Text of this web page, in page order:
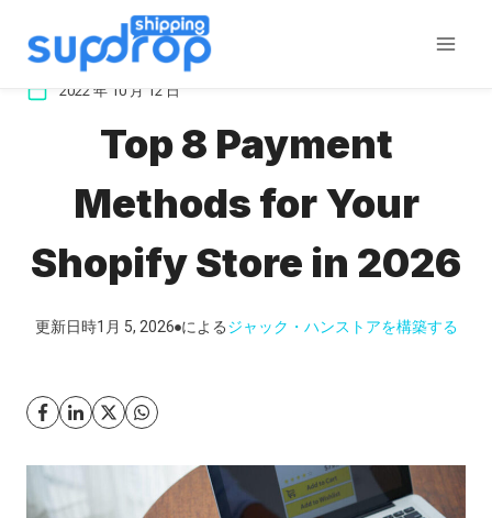
2022 年 10 月 12 日
Top 8 Payment
Methods for Your
Shopify Store in 2026
更新日時1月 5, 2026 によるジャック・ハンストアを構築する